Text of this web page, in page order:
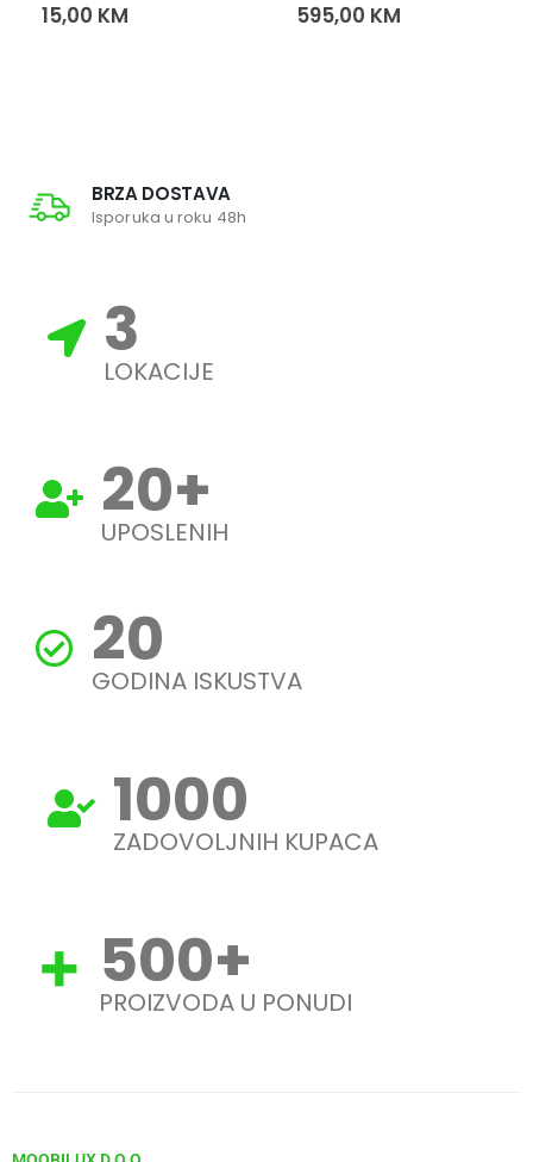
15,00 KM 595,00 KM
BRZA DOSTAVA
Isporuka u roku 48h
3
LOKACIJE
20+
UPOSLENIH
20
GODINA ISKUSTVA
1000
ZADOVOLJNIH KUPACA
500+
PROIZVODA U PONUDI